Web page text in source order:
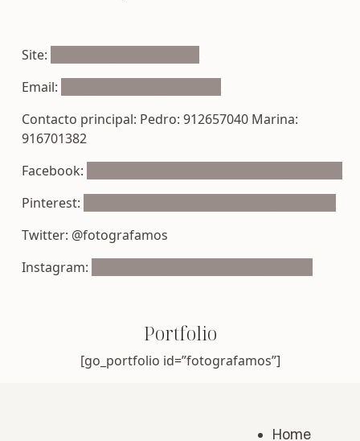
Site:
Email:
Contacto principal: Pedro: 912657040 Marina:
916701382
Facebook:
Pinterest:
Twitter: @fotografamos
Instagram:
Portfolio
[go_portfolio id=”fotografamos”]
Home